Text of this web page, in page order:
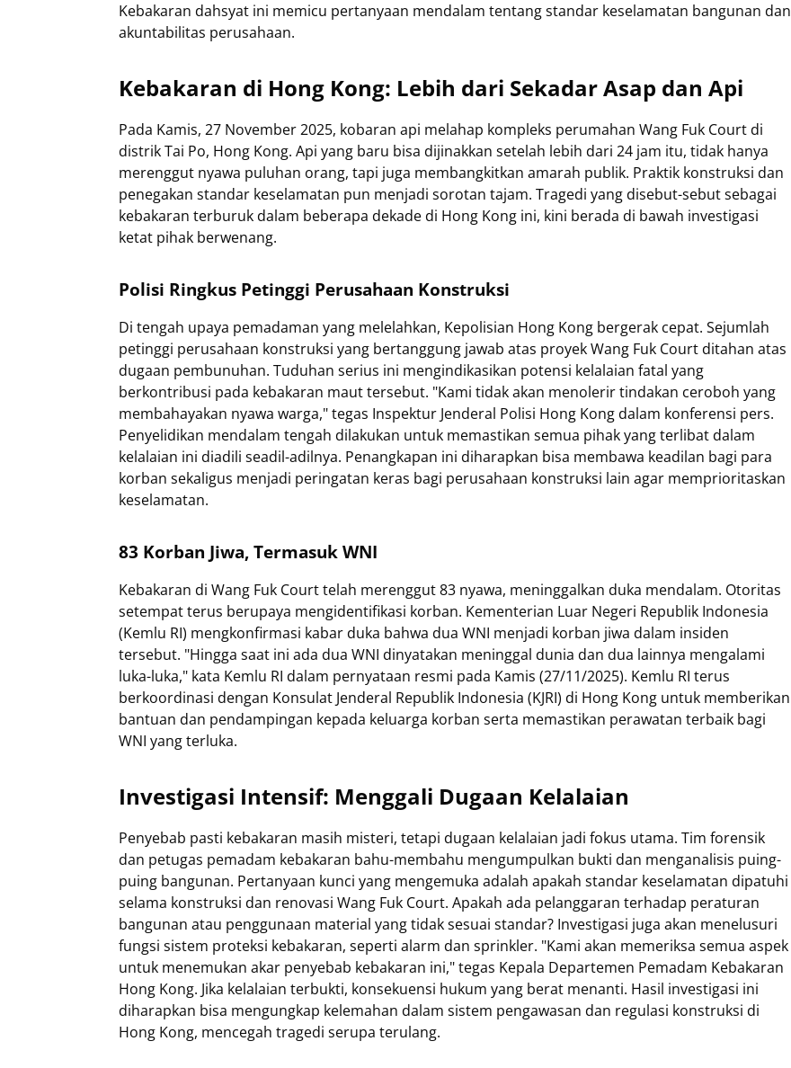
Kebakaran dahsyat ini memicu pertanyaan mendalam tentang standar keselamatan bangunan dan
akuntabilitas perusahaan.
Kebakaran di Hong Kong: Lebih dari Sekadar Asap dan Api
Pada Kamis, 27 November 2025, kobaran api melahap kompleks perumahan Wang Fuk Court di
distrik Tai Po, Hong Kong. Api yang baru bisa dijinakkan setelah lebih dari 24 jam itu, tidak hanya
merenggut nyawa puluhan orang, tapi juga membangkitkan amarah publik. Praktik konstruksi dan
penegakan standar keselamatan pun menjadi sorotan tajam. Tragedi yang disebut-sebut sebagai
kebakaran terburuk dalam beberapa dekade di Hong Kong ini, kini berada di bawah investigasi
ketat pihak berwenang.
Polisi Ringkus Petinggi Perusahaan Konstruksi
Di tengah upaya pemadaman yang melelahkan, Kepolisian Hong Kong bergerak cepat. Sejumlah
petinggi perusahaan konstruksi yang bertanggung jawab atas proyek Wang Fuk Court ditahan atas
dugaan pembunuhan. Tuduhan serius ini mengindikasikan potensi kelalaian fatal yang
berkontribusi pada kebakaran maut tersebut. "Kami tidak akan menolerir tindakan ceroboh yang
membahayakan nyawa warga," tegas Inspektur Jenderal Polisi Hong Kong dalam konferensi pers.
Penyelidikan mendalam tengah dilakukan untuk memastikan semua pihak yang terlibat dalam
kelalaian ini diadili seadil-adilnya. Penangkapan ini diharapkan bisa membawa keadilan bagi para
korban sekaligus menjadi peringatan keras bagi perusahaan konstruksi lain agar memprioritaskan
keselamatan.
83 Korban Jiwa, Termasuk WNI
Kebakaran di Wang Fuk Court telah merenggut 83 nyawa, meninggalkan duka mendalam. Otoritas
setempat terus berupaya mengidentifikasi korban. Kementerian Luar Negeri Republik Indonesia
(Kemlu RI) mengkonfirmasi kabar duka bahwa dua WNI menjadi korban jiwa dalam insiden
tersebut. "Hingga saat ini ada dua WNI dinyatakan meninggal dunia dan dua lainnya mengalami
luka-luka," kata Kemlu RI dalam pernyataan resmi pada Kamis (27/11/2025). Kemlu RI terus
berkoordinasi dengan Konsulat Jenderal Republik Indonesia (KJRI) di Hong Kong untuk memberikan
bantuan dan pendampingan kepada keluarga korban serta memastikan perawatan terbaik bagi
WNI yang terluka.
Investigasi Intensif: Menggali Dugaan Kelalaian
Penyebab pasti kebakaran masih misteri, tetapi dugaan kelalaian jadi fokus utama. Tim forensik
dan petugas pemadam kebakaran bahu-membahu mengumpulkan bukti dan menganalisis puing-
puing bangunan. Pertanyaan kunci yang mengemuka adalah apakah standar keselamatan dipatuhi
selama konstruksi dan renovasi Wang Fuk Court. Apakah ada pelanggaran terhadap peraturan
bangunan atau penggunaan material yang tidak sesuai standar? Investigasi juga akan menelusuri
fungsi sistem proteksi kebakaran, seperti alarm dan sprinkler. "Kami akan memeriksa semua aspek
untuk menemukan akar penyebab kebakaran ini," tegas Kepala Departemen Pemadam Kebakaran
Hong Kong. Jika kelalaian terbukti, konsekuensi hukum yang berat menanti. Hasil investigasi ini
diharapkan bisa mengungkap kelemahan dalam sistem pengawasan dan regulasi konstruksi di
Hong Kong, mencegah tragedi serupa terulang.